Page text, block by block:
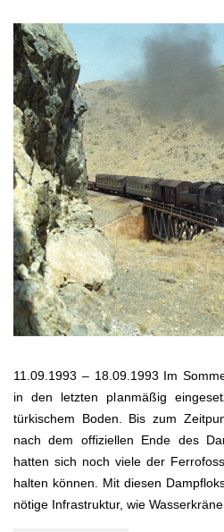
11.09.1993 – 18.09.1993 Im
in den letzten planmäßig
türkischem Boden. Bis zum
nach dem offiziellen Ende des
hatten sich noch viele der
halten können. Mit diesen
nötige Infrastruktur, wie